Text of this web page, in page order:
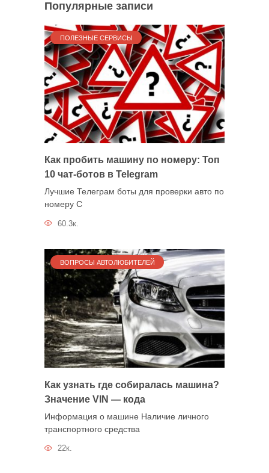
Популярные записи
ПОЛЕЗНЫЕ СЕРВИСЫ
Как пробить машину по номеру: Топ
10 чат-ботов в Telegram
Лучшие Телеграм боты для проверки авто по
номеру С
60.3к.
ВОПРОСЫ АВТОЛЮБИТЕЛЕЙ
Как узнать где собиралась машина?
Значение VIN — кода
Информация о машине Наличие личного
транспортного средства
22к.